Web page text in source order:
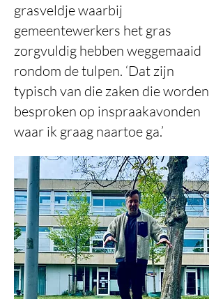
grasveldje waarbij
gemeentewerkers het gras
zorgvuldig hebben weggemaaid
rondom de tulpen. ‘Dat zijn
typisch van die zaken die worden
besproken op inspraakavonden
waar ik graag naartoe ga.’